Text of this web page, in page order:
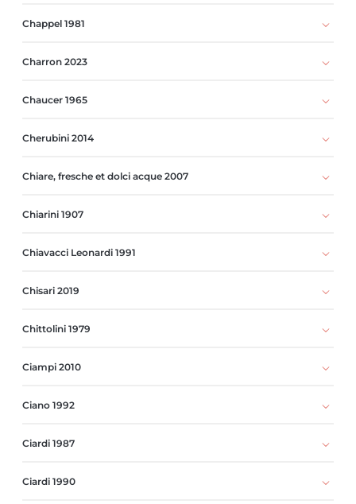
Chappel 1981
Charron 2023
Chaucer 1965
Cherubini 2014
Chiare, fresche et dolci acque 2007
Chiarini 1907
Chiavacci Leonardi 1991
Chisari 2019
Chittolini 1979
Ciampi 2010
Ciano 1992
Ciardi 1987
Ciardi 1990